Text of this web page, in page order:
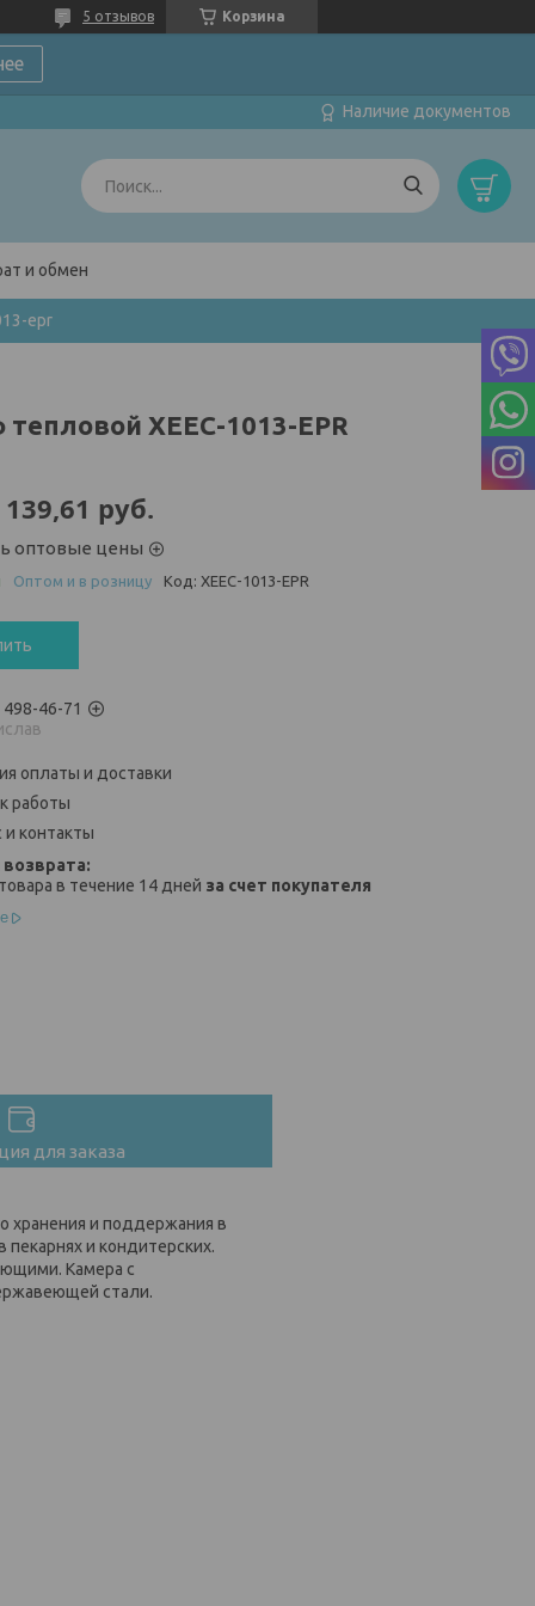
Корзина
5 отзывов
Наличие документов
и обмен
epr
XEEC-1013-EPR
руб.
оптовые цены
Оптом и в розницу Код: XEEC-1013-EPR
498-46-71
оплаты и доставки
работы
контакты
в течение 14 дней за счет покупателя
для заказа
хранения и поддержания в
и кондитерских.
Камера с
стали.